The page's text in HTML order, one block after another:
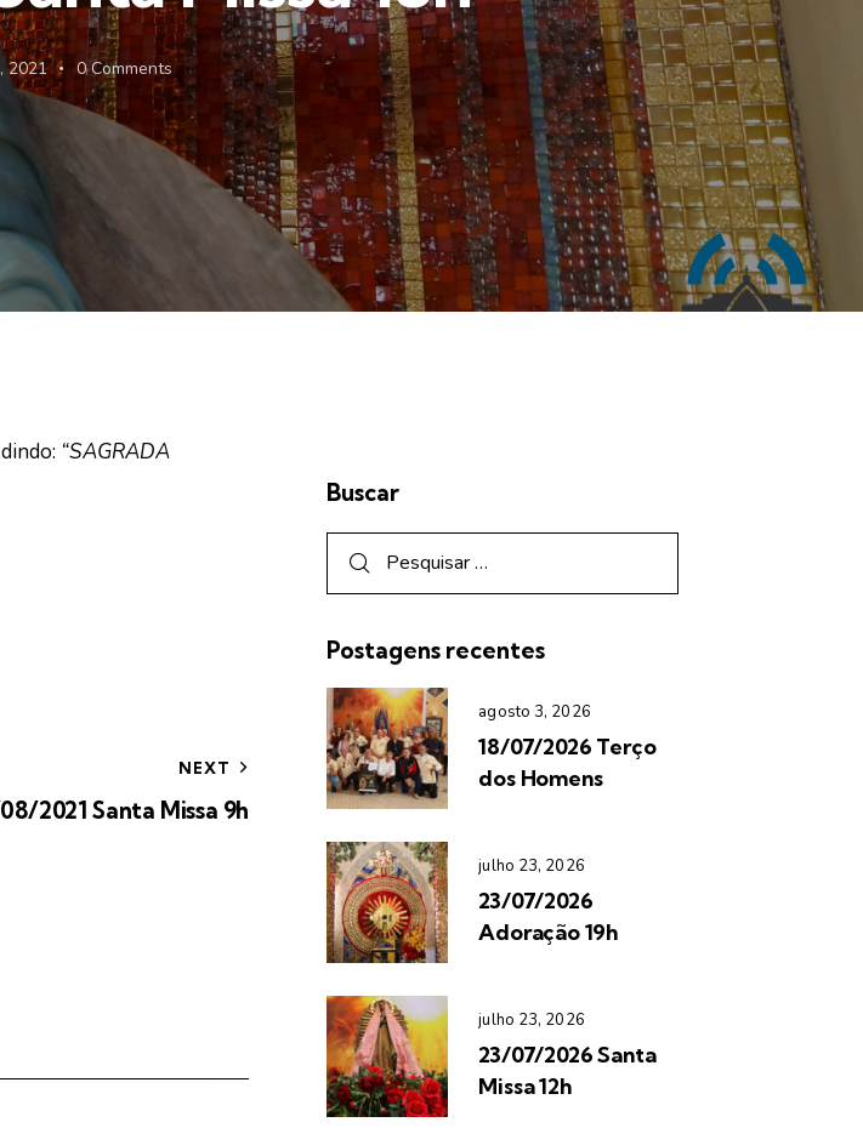
2021 0 Comments
“SAGRADA
NEXT
2021 Santa Missa 9h
Buscar
Postagens recentes
agosto 3, 2026
18/07/2026 Terço
dos Homens
julho 23, 2026
23/07/2026
Adoração 19h
julho 23, 2026
23/07/2026 Santa
Missa 12h